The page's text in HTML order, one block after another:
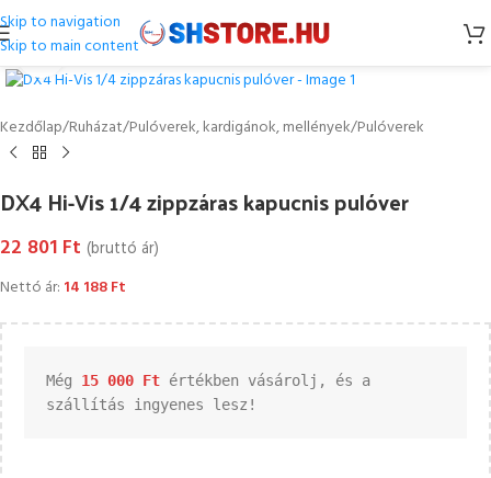
Skip to navigation
Skip to main content
Kattintson a nagyításhoz
Kezdőlap/Ruházat/Pulóverek, kardigánok, mellények/Pulóverek
DX4 Hi-Vis 1/4 zippzáras kapucnis pulóver
22 801 Ft (bruttó ár)
Nettó ár: 14 188Ft
Még 15 000 Ft értékben vásárolj, és a
szállítás ingyenes lesz!